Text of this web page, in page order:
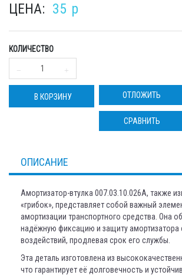
ЦЕНА: 35 p
КОЛИЧЕСТВО
В КОРЗИНУ ОТЛОЖИТЬ
СРАВНИТЬ
ОПИСАНИЕ
Амортизатор-втулка 007.03.10.026А, также
«грибок», представляет собой важный
амортизации транспортного средства. Она
надёжную фиксацию и защиту амортизатора
воздействий, продлевая срок его службы.
Эта деталь изготовлена из
что гарантирует её долговечность и